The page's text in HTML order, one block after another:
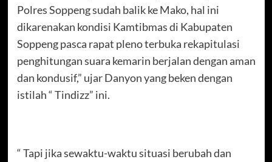
Polres Soppeng sudah balik ke Mako, hal ini
dikarenakan kondisi Kamtibmas di Kabupaten
Soppeng pasca rapat pleno terbuka rekapitulasi
penghitungan suara kemarin berjalan dengan aman
dan kondusif,” ujar Danyon yang beken dengan
istilah “ Tindizz” ini.
“ Tapi jika sewaktu-waktu situasi berubah dan